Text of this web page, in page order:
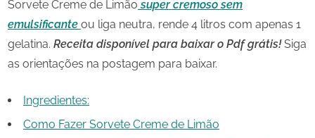
Sorvete Creme de Limão super cremoso sem
emulsificante ou liga neutra, rende 4 litros com apenas 1
gelatina. Receita disponível para baixar o Pdf grátis!Siga
as orientações na postagem para baixar.
Ingredientes:
Como Fazer Sorvete Creme de Limão